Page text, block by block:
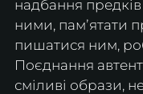
надбання предків
ними, памʼятати
пишатися ним,
Поєднання
сміливі образи,